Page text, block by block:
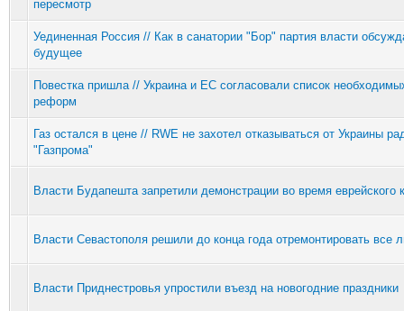
пересмотр
Уединенная Россия // Как в санатории "Бор" партия власти
будущее
Повестка пришла // Украина и ЕС согласовали список
реформ
Газ остался в цене // RWE не захотел отказываться от Украины
"Газпрома"
Власти Будапешта запретили демонстрации во время еврейского
Власти Севастополя решили до конца года отремонтировать все
Власти Приднестровья упростили въезд на новогодние праздники